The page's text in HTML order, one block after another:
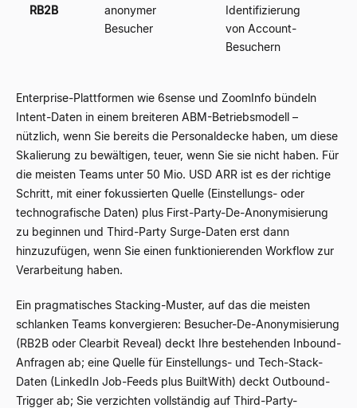
RB2B
anonymer
Besucher
Identifizierung
von Account-
Besuchern
Enterprise-Plattformen wie 6sense und ZoomInfo bündeln
Intent-Daten in einem breiteren ABM-Betriebsmodell –
nützlich, wenn Sie bereits die Personaldecke haben, um diese
Skalierung zu bewältigen, teuer, wenn Sie sie nicht haben. Für
die meisten Teams unter 50 Mio. USD ARR ist es der richtige
Schritt, mit einer fokussierten Quelle (Einstellungs- oder
technografische Daten) plus First-Party-De-Anonymisierung
zu beginnen und Third-Party Surge-Daten erst dann
hinzuzufügen, wenn Sie einen funktionierenden Workflow zur
Verarbeitung haben.
Ein pragmatisches Stacking-Muster, auf das die meisten
schlanken Teams konvergieren: Besucher-De-Anonymisierung
(RB2B oder Clearbit Reveal) deckt Ihre bestehenden Inbound-
Anfragen ab; eine Quelle für Einstellungs- und Tech-Stack-
Daten (LinkedIn Job-Feeds plus BuiltWith) deckt Outbound-
Trigger ab; Sie verzichten vollständig auf Third-Party-